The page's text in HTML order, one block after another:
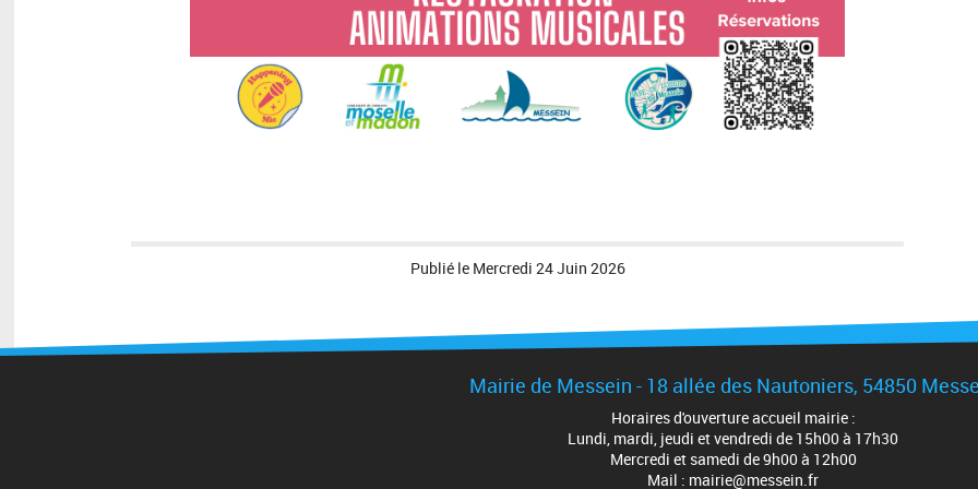
Publié le Mercredi 24 Juin 2026
Mairie de Messein - 18 allée des Nautoniers, 54850
Horaires d'ouverture accueil mairie :
Lundi, mardi, jeudi et vendredi de 15h00 à 17h30
Mercredi et samedi de 9h00 à 12h00
Mail : mairie@messein.fr